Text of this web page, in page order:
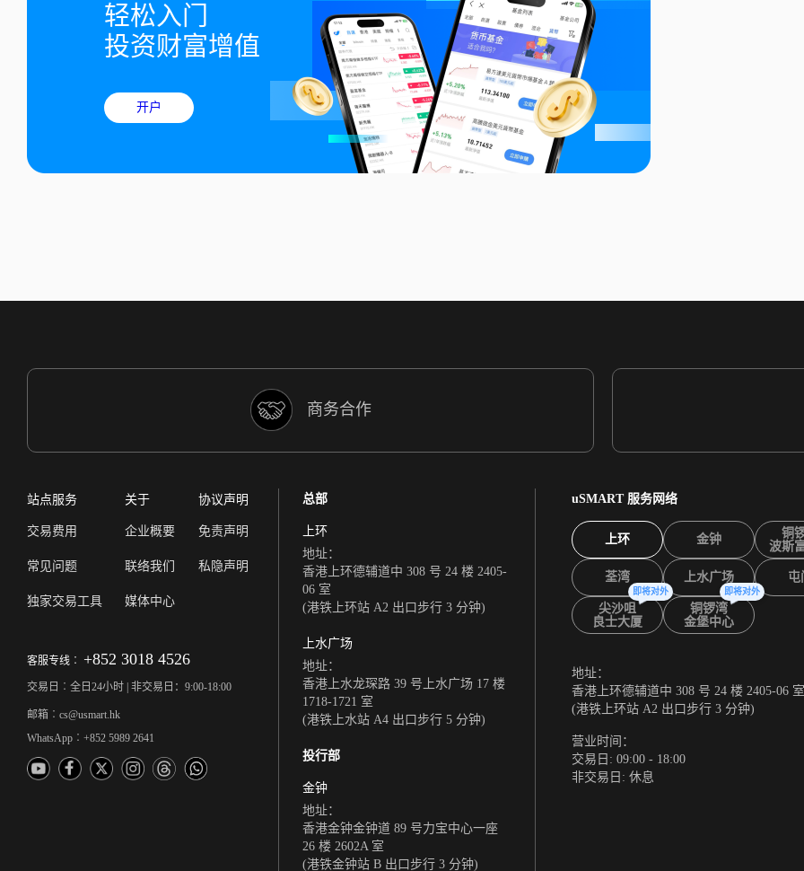
轻松入门
投资财富增值
开户
商务合作
站点服务
交易费用
常见问题
独家交易工具
关于
企业概要
联络我们
媒体中心
协议声明
免责声明
私隐声明
客服专线︰ +852 3018 4526
交易日︰全日24小时 | 非交易日：9:00-18:00
邮箱︰cs@usmart.hk
WhatsApp︰+852 5989 2641
总部
上环
地址：
香港上环德辅道中 308 号 24 楼 2405-
06 室
(港铁上环站 A2 出口步行 3 分钟)
上水广场
地址：
香港上水龙琛路 39 号上水广场 17 楼
1718-1721 室
(港铁上水站 A4 出口步行 5 分钟)
投行部
金钟
地址：
香港金钟金钟道 89 号力宝中心一座
26 楼 2602A 室
(港铁金钟站 B 出口步行 3 分钟)
uSMART 服务网络
上环 金钟
铜
波斯
荃湾 上水广场 屯
尖沙咀
良士大厦
即将对外
铜锣湾
金堡中心
即将对外
地址：
香港上环德辅道中 308 号 24 楼 2405-06 室
(港铁上环站 A2 出口步行 3 分钟)
营业时间：
交易日: 09:00 - 18:00
非交易日: 休息